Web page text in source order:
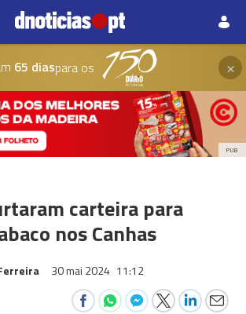
65 diaspara os ×
PUB
carteira para
nos Canhas
30 mai 2024 11:12